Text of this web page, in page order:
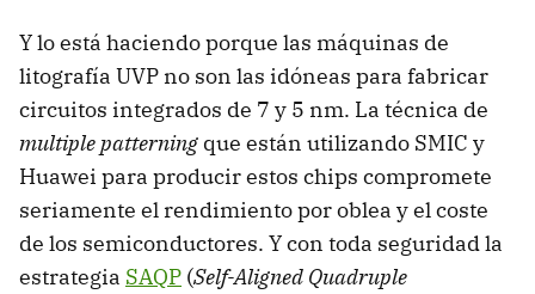
Y lo está haciendo porque las máquinas de
litografía UVP no son las idóneas para fabricar
circuitos integrados de 7 y 5 nm. La técnica de
multiple patterning que están utilizando SMIC y
Huawei para producir estos chips compromete
seriamente el rendimiento por oblea y el coste
de los semiconductores. Y con toda seguridad la
estrategia SAQP (Self-Aligned Quadruple